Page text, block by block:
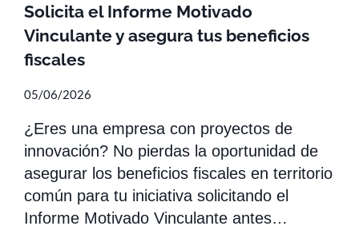
Solicita el Informe Motivado
Vinculante y asegura tus beneficios
fiscales
05/06/2026
¿Eres una empresa con proyectos de
innovación? No pierdas la oportunidad de
asegurar los beneficios fiscales en territorio
común para tu iniciativa solicitando el
Informe Motivado Vinculante antes…